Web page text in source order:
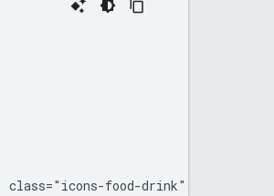
food-drink"/>